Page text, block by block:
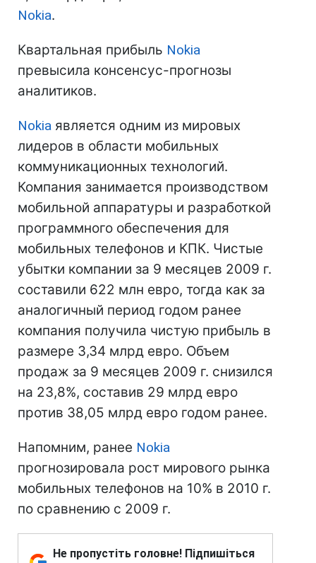
Nokia.
Квартальная прибыль Nokia
превысила консенсус-прогнозы
аналитиков.
Nokia является одним из мировых
лидеров в области мобильных
коммуникационных технологий.
Компания занимается производством
мобильной аппаратуры и разработкой
программного обеспечения для
мобильных телефонов и КПК. Чистые
убытки компании за 9 месяцев 2009 г.
составили 622 млн евро, тогда как за
аналогичный период годом ранее
компания получила чистую прибыль в
размере 3,34 млрд евро. Объем
продаж за 9 месяцев 2009 г. снизился
на 23,8%, составив 29 млрд евро
против 38,05 млрд евро годом ранее.
Напомним, ранее Nokia
прогнозировала рост мирового рынка
мобильных телефонов на 10% в 2010 г.
по сравнению с 2009 г.
Не пропустіть головне! Підпишіться